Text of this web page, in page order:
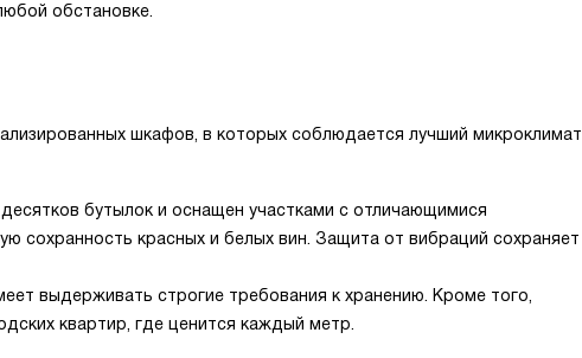
обстановке.
шкафов, в которых соблюдается лучший микроклимат
бутылок и оснащен участками с отличающимися
сохранность красных и белых вин. Защита от вибраций сохраняет
выдерживать строгие требования к хранению. Кроме того,
квартир, где ценится каждый метр.